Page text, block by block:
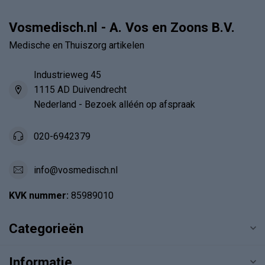
Vosmedisch.nl - A. Vos en Zoons B.V.
Medische en Thuiszorg artikelen
Industrieweg 45
1115 AD Duivendrecht
Nederland - Bezoek alléén op afspraak
020-6942379
info@vosmedisch.nl
KVK nummer: 85989010
Categorieën